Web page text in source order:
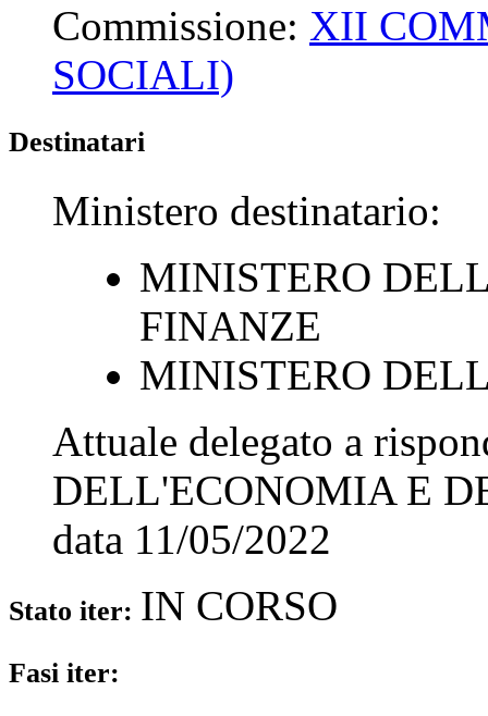
Commissione: XII
SOCIALI)
Destinatari
Ministero destinatario:
MINISTERO
FINANZE
MINISTERO
Attuale delegato a
DELL'ECONOMIA E
data 11/05/2022
Stato iter: IN CORSO
Fasi iter: